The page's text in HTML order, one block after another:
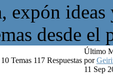
expón
desde
10 Temas 117 Respuestas
Último
por
11 Sep